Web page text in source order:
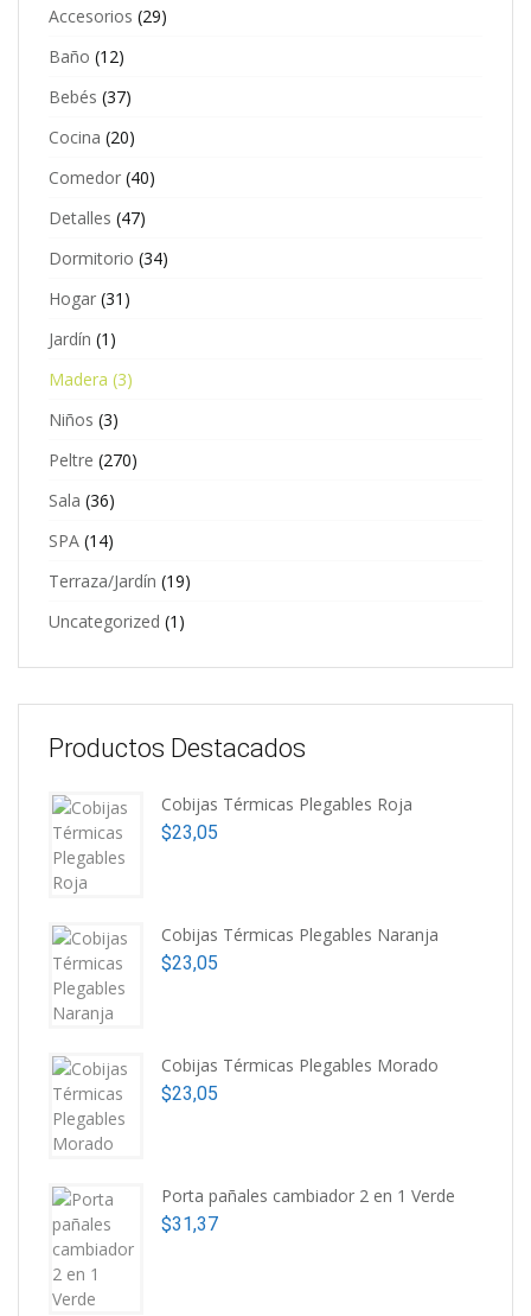
Accesorios (29)
Baño (12)
Bebés (37)
Cocina (20)
Comedor (40)
Detalles (47)
Dormitorio (34)
Hogar (31)
Jardín (1)
Madera (3)
Niños (3)
Peltre (270)
Sala (36)
SPA (14)
Terraza/Jardín (19)
Uncategorized (1)
Productos Destacados
Cobijas Térmicas Plegables Roja
$23,05
Cobijas Térmicas Plegables Naranja
$23,05
Cobijas Térmicas Plegables Morado
$23,05
Porta pañales cambiador 2 en 1 Verde
$31,37